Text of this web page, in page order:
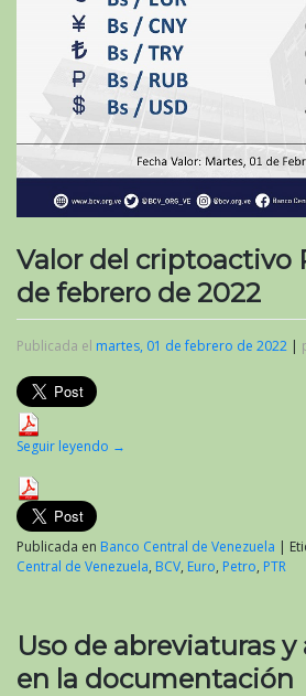
Valor del criptoactivo
de febrero de 2022
Publicada el martes, 01 de febrero de 2022 |
Seguir leyendo →
Publicada en Banco Central de Venezuela |
Central de Venezuela, BCV, Euro, Petro, PTR
Uso de abreviaturas
en la documentación